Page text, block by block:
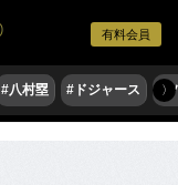
有料会員
#八村塁 #ドジャース #
〉